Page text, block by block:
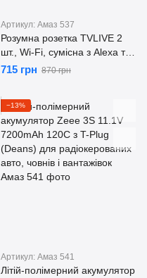
Артикул: Амаз 537
Розумна розетка TVLIVE 2
шт., Wi-Fi, сумісна з Alexa та
Google Home, голосове
та моніторинг енергії
715 грн 870 грн
−13%
Артикул: Амаз 541
Літій-полімерний акумулятор